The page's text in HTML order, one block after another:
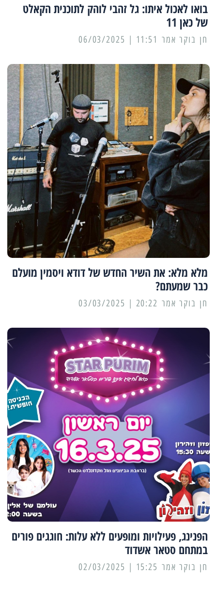
בואו לאכול איתו: גל זהבי לוהק לתוכנית הקאלט
של כאן 11
11:51 | 06/03/2025
מלא מלא: את השיר החדש של דודא ויסמין מועלם
כבר שמעתם?
20:22 | 03/03/2025
הפנינג, פעילויות ומופעים ללא עלות: חוגגים פורים
במתחם סטאר אשדוד
15:25 | 02/03/2025